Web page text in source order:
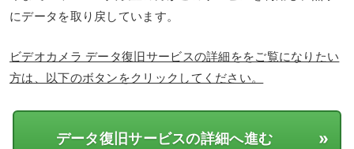
にデータを取り戻しています。
ビデオカメラ データ復旧サービスの詳細ををご覧になりたい
方は、以下のボタンをクリックしてください。
データ復旧サービスの詳細へ進む »